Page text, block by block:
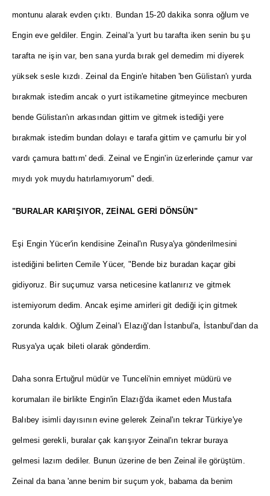
montunu alarak evden çıktı. Bundan 15-20 dakika sonra oğlum ve
Engin eve geldiler. Engin. Zeinal'a 'yurt bu tarafta iken senin bu şu
tarafta ne işin var, ben sana yurda bırak gel demedim mi diyerek
yüksek sesle kızdı. Zeinal da Engin'e hitaben 'ben Gülistan'ı yurda
bırakmak istedim ancak o yurt istikametine gitmeyince mecburen
bende Gülistan'ın arkasından gittim ve gitmek istediği yere
bırakmak istedim bundan dolayı e tarafa gittim ve çamurlu bir yol
vardı çamura battım' dedi. Zeinal ve Engin'in üzerlerinde çamur var
mıydı yok muydu hatırlamıyorum" dedi.
"BURALAR KARIŞIYOR, ZEİNAL GERİ DÖNSÜN"
Eşi Engin Yücer'in kendisine Zeinal'ın Rusya'ya gönderilmesini
istediğini belirten Cemile Yücer, "Bende biz buradan kaçar gibi
gidiyoruz. Bir suçumuz varsa neticesine katlanırız ve gitmek
istemiyorum dedim. Ancak eşime amirleri git dediği için gitmek
zorunda kaldık. Oğlum Zeinal'ı Elazığ'dan İstanbul'a, İstanbul'dan da
Rusya'ya uçak bileti olarak gönderdim.
Daha sonra Ertuğrul müdür ve Tunceli'nin emniyet müdürü ve
korumaları ile birlikte Engin'in Elazığ'da ikamet eden Mustafa
Balıbey isimli dayısının evine gelerek Zeinal'ın tekrar Türkiye'ye
gelmesi gerekli, buralar çak karışıyor Zeinal'ın tekrar buraya
gelmesi lazım dediler. Bunun üzerine de ben Zeinal ile görüştüm.
Zeinal da bana 'anne benim bir suçum yok, babama da benim